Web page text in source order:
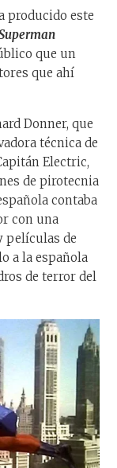
producido este
que un
que ahí
Donner, que
técnica de
Electric,
de pirotecnia
contaba
con una
películas de
a la española
de terror del